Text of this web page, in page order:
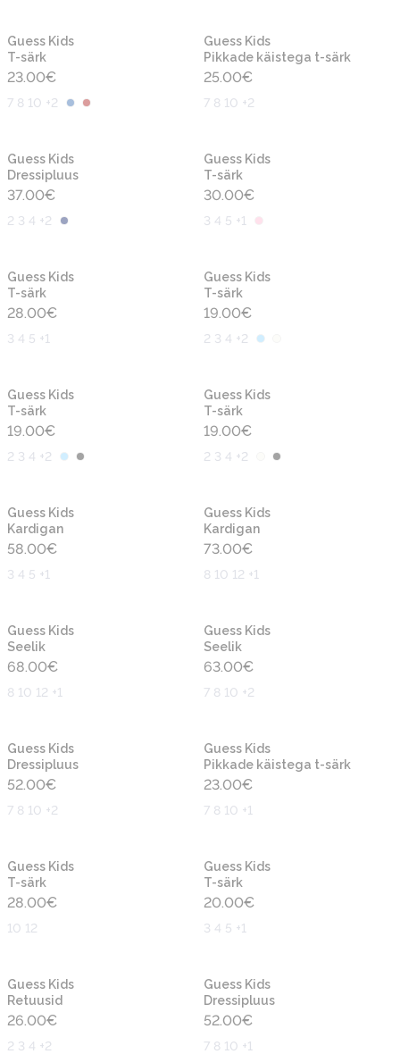
Guess Kids
T-särk
23.00€
7 8 10 +2
Guess Kids
Pikkade käistega t-särk
25.00€
7 8 10 +2
Guess Kids
Dressipluus
37.00€
2 3 4 +2
Guess Kids
T-särk
30.00€
3 4 5 +1
Guess Kids
T-särk
28.00€
3 4 5 +1
Guess Kids
T-särk
19.00€
2 3 4 +2
Guess Kids
T-särk
19.00€
2 3 4 +2
Guess Kids
T-särk
19.00€
2 3 4 +2
Guess Kids
Kardigan
58.00€
3 4 5 +1
Guess Kids
Kardigan
73.00€
8 10 12 +1
Guess Kids
Seelik
68.00€
8 10 12 +1
Guess Kids
Seelik
63.00€
7 8 10 +2
Guess Kids
Dressipluus
52.00€
7 8 10 +2
Guess Kids
Pikkade käistega t-särk
23.00€
7 8 10 +1
Guess Kids
T-särk
28.00€
10 12
Guess Kids
T-särk
20.00€
3 4 5 +1
Guess Kids
Retuusid
26.00€
2 3 4 +2
Guess Kids
Dressipluus
52.00€
7 8 10 +1